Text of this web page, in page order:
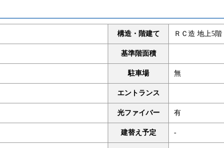
構造・階建て ＲＣ造 地上5
基準階面積
駐車場 無
エントランス
光ファイバー 有
建替え予定 -